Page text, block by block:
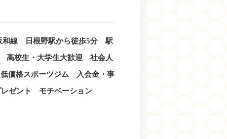
線 日根野駅から徒歩5分 駅
校生・大学生大歓迎 社会人
格スポーツジム 入会金・事
レゼント モチベーション